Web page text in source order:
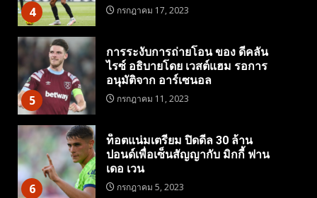
4 กรกฎาคม 17, 2023
5
การระงับการถ่ายโอน ของ ดีคลัน
ไรซ์ อธิบายโดย เวสต์แฮม รอการ
อนุมัติจาก อาร์เซนอล
กรกฎาคม 11, 2023
6
ท็อตแน่มเตรียม ปิดดีล 30 ล้าน
ปอนด์เพื่อเซ็นสัญญากับ มิกกี้ ฟาน
เดอ เวน
กรกฎาคม 5, 2023